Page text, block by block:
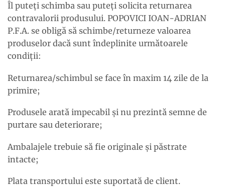
Îl puteți schimba sau puteți solicita returnarea
contravalorii produsului. POPOVICI IOAN-ADRIAN
P.F.A. se obligă să schimbe/returneze valoarea
produselor dacă sunt îndeplinite următoarele
condiții:
Returnarea/schimbul se face în maxim 14 zile de la
primire;
Produsele arată impecabil și nu prezintă semne de
purtare sau deteriorare;
Ambalajele trebuie să fie originale și păstrate
intacte;
Plata transportului este suportată de client.